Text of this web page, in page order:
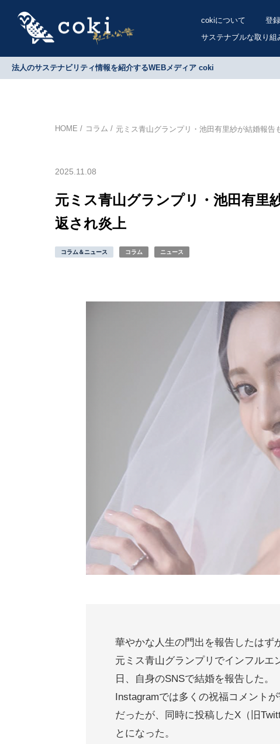
cokiについて 登
サステナブルな取り組
法人のサステナビリティ情報を紹介するWEBメディア coki
HOME コラム 元ミス青山グランプリ・池田有里紗が結婚報告
2025.11.08
元ミス青山グランプリ・池田有里
返され炎上
コラム＆ニュース コラム ニュース
華やかな人生の門出を報告したはず
元ミス青山グランプリでインフルエ
日、自身のSNSで結婚を報告した。
Instagramでは多くの祝福コメント
だったが、同時に投稿したX（旧
とになった。